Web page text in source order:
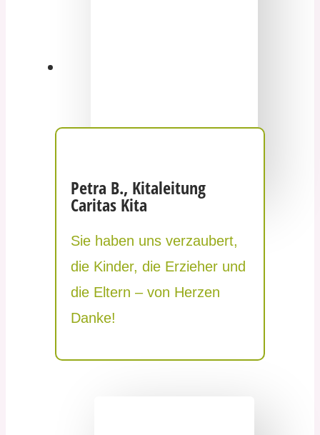
Petra B., Kitaleitung
Caritas Kita
Sie haben uns verzaubert,
die Kinder, die Erzieher und
die Eltern – von Herzen
Danke!